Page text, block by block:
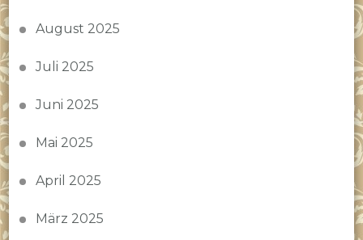
August 2025
Juli 2025
Juni 2025
Mai 2025
April 2025
März 2025